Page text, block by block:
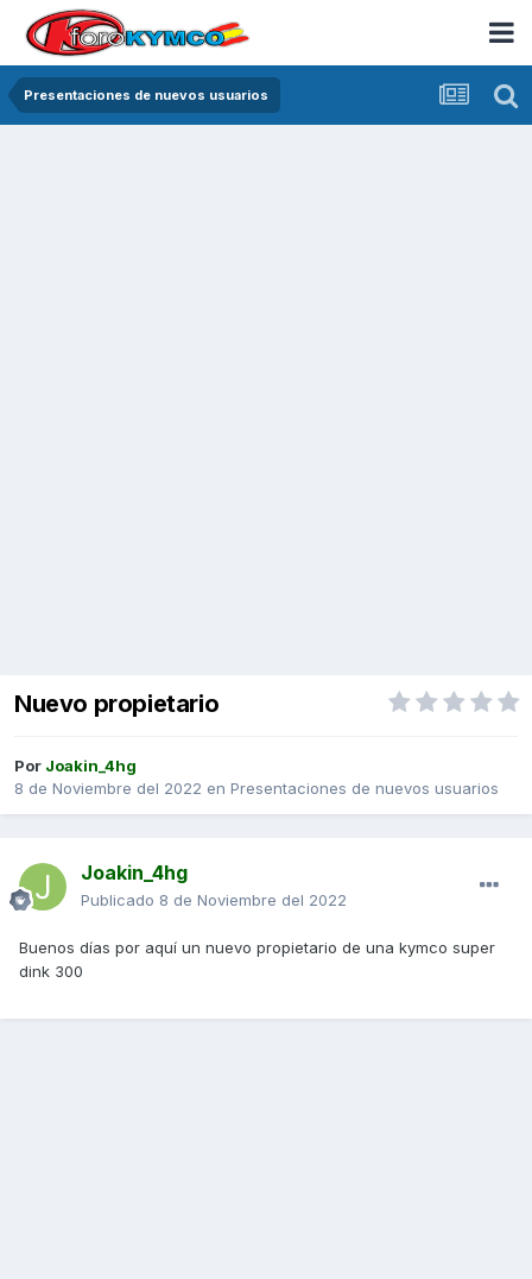
Presentaciones de nuevos usuarios
Nuevo propietario
Por Joakin_4hg
8 de Noviembre del 2022 en Presentaciones de nuevos usuarios
Joakin_4hg
Publicado 8 de Noviembre del 2022
Buenos días por aquí un nuevo propietario de una kymco super
dink 300